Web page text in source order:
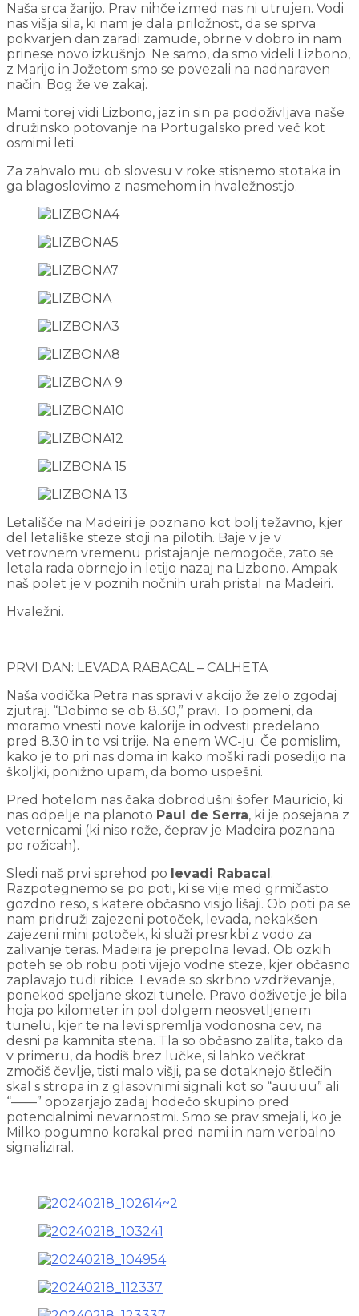
Naša srca žarijo. Prav nihče izmed nas ni utrujen. Vodi
nas višja sila, ki nam je dala priložnost, da se sprva
pokvarjen dan zaradi zamude, obrne v dobro in nam
prinese novo izkušnjo. Ne samo, da smo videli Lizbono,
z Marijo in Jožetom smo se povezali na nadnaraven
način. Bog že ve zakaj.
Mami torej vidi Lizbono, jaz in sin pa podoživljava naše
družinsko potovanje na Portugalsko pred več kot
osmimi leti.
Za zahvalo mu ob slovesu v roke stisnemo stotaka in
ga blagoslovimo z nasmehom in hvaležnostjo.
Letališče na Madeiri je poznano kot bolj težavno, kjer
del letališke steze stoji na pilotih. Baje v je v
vetrovnem vremenu pristajanje nemogoče, zato se
letala rada obrnejo in letijo nazaj na Lizbono. Ampak
naš polet je v poznih nočnih urah pristal na Madeiri.
Hvaležni.
PRVI DAN: LEVADA RABACAL – CALHETA
Naša vodička Petra nas spravi v akcijo že zelo zgodaj
zjutraj. “Dobimo se ob 8.30,” pravi. To pomeni, da
moramo vnesti nove kalorije in odvesti predelano
pred 8.30 in to vsi trije. Na enem WC-ju. Če pomislim,
kako je to pri nas doma in kako moški radi posedijo na
školjki, ponižno upam, da bomo uspešni.
Pred hotelom nas čaka dobrodušni šofer Mauricio, ki
nas odpelje na planoto Paul de Serra, ki je posejana z
veternicami (ki niso rože, čeprav je Madeira poznana
po rožicah).
Sledi naš prvi sprehod po levadi Rabacal .
Razpotegnemo se po poti, ki se vije med grmičasto
gozdno reso, s katere občasno visijo lišaji. Ob poti pa se
nam pridruži zajezeni potoček, levada, nekakšen
zajezeni mini potoček, ki služi presrkbi z vodo za
zalivanje teras. Madeira je prepolna levad. Ob ozkih
poteh se ob robu poti vijejo vodne steze, kjer občasno
zaplavajo tudi ribice. Levade so skrbno vzdrževanje,
ponekod speljane skozi tunele. Pravo doživetje je bila
hoja po kilometer in pol dolgem neosvetljenem
tunelu, kjer te na levi spremlja vodonosna cev, na
desni pa kamnita stena. Tla so občasno zalita, tako da
v primeru, da hodiš brez lučke, si lahko večkrat
zmočiš čevlje, tisti malo višji, pa se dotaknejo štlečih
skal s stropa in z glasovnimi signali kot so “auuuu” ali
“——” opozarjajo zadaj hodečo skupino pred
potencialnimi nevarnostmi. Smo se prav smejali, ko je
Milko pogumno korakal pred nami in nam verbalno
signaliziral.